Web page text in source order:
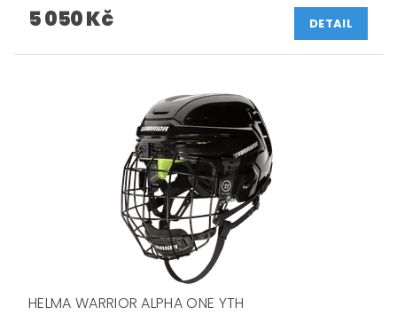
5 050 Kč DETAIL
HELMA WARRIOR ALPHA ONE YTH